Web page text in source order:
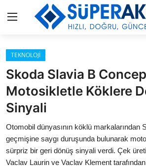
Giriş
HAKKIMIZDA
KÜNYE
MODA
TEKNOLOJİ
Skoda Slavia B
Motosikletle Köklere
Sinyali
Otomobil dünyasının köklü markalarından
geçmişine saygı duruşunda bulunarak
sürpriz bir geri dönüş sinyali verdi. Çek
Vaclav Laurin ve Vaclav Klement